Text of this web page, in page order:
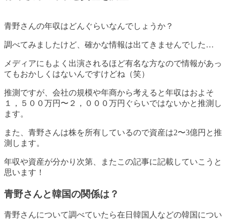
青野さんの年収はどんぐらいなんでしょうか？
調べてみましたけど、 確かな情報は出てきませんでした…
メディアにもよく出演されるほど有名な方なので情報があっ
てもおかしくはないんですけどね（笑）
推測ですが、 会社の規模や年商から考えると年収はおよそ
１，５００万円〜２，０００万円ぐらいではないかと推測し
ます。
また、 青野さんは株を所有しているので資産は2〜3億円と推
測します。
年収や資産が分かり次第、またこの記事に記載していこうと
思います！
青野さんと韓国の関係は？
青野さんについて調べていたら在日韓国人などの韓国につい